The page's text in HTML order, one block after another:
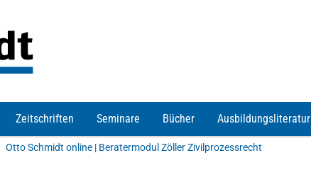
Zeitschriften Seminare Bücher Ausbildungsliteratur
Otto Schmidt online | Beratermodul Zöller Zivilprozessrecht